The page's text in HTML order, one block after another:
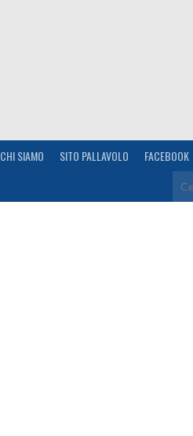
CHI SIAMO SITO PALLAVOLO FACEBOOK